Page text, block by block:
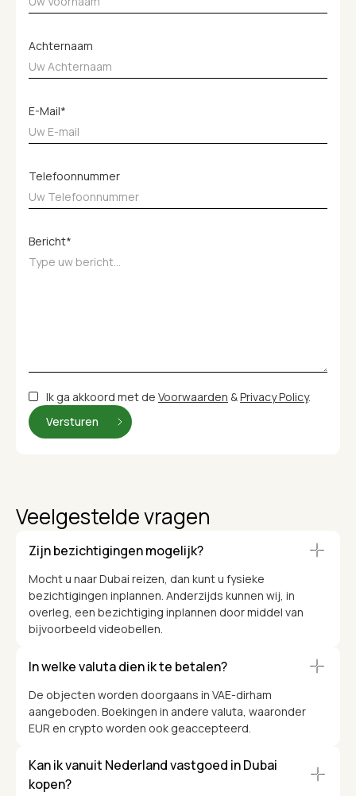
Achternaam
E-Mail*
Telefoonnummer
Bericht*
Ik ga akkoord met de Voorwaarden &Privacy Policy.
Veelgestelde vragen
Zijn bezichtigingen mogelijk?
Mocht u naar Dubai reizen, dan kunt u fysieke
bezichtigingen inplannen. Anderzijds kunnen wij, in
overleg, een bezichtiging inplannen door middel van
bijvoorbeeld videobellen.
In welke valuta dien ik te betalen?
De objecten worden doorgaans in VAE-dirham
aangeboden. Boekingen in andere valuta, waaronder
EUR en crypto worden ook geaccepteerd.
Kan ik vanuit Nederland vastgoed in Dubai
kopen?